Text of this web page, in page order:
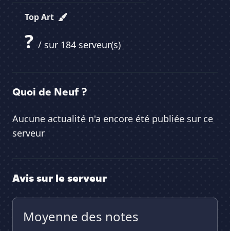
Top Art
? / sur 184 serveur(s)
Quoi de Neuf ?
Aucune actualité n'a encore été publiée sur ce
serveur
Avis sur le serveur
Moyenne des notes